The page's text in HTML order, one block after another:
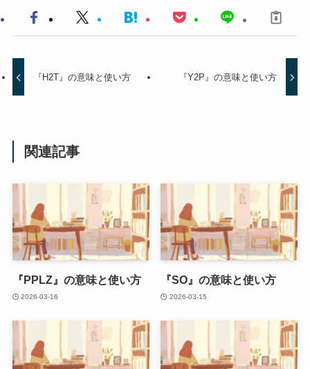
『H2T』の意味と使い方 『Y2P』の意味と使い方
関連記事
『PPLZ』の意味と使い方
2026-03-16
『SO』の意味と使い方
2026-03-15